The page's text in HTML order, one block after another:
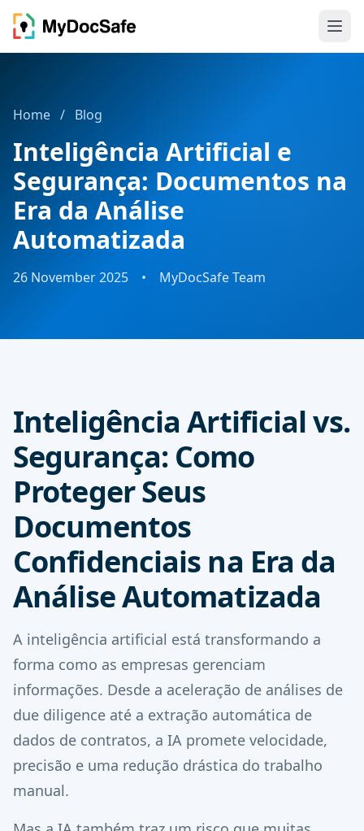
Home / Blog
Inteligência Artificial e
Segurança: Documentos na
Era da Análise
Automatizada
26 November 2025 • MyDocSafe Team
Inteligência Artificial vs.
Segurança: Como
Proteger Seus
Documentos
Confidenciais na Era da
Análise Automatizada
A inteligência artificial está transformando a
forma como as empresas gerenciam
informações. Desde a aceleração de análises de
due diligence até a extração automática de
dados de contratos, a IA promete velocidade,
precisão e uma redução drástica do trabalho
manual.